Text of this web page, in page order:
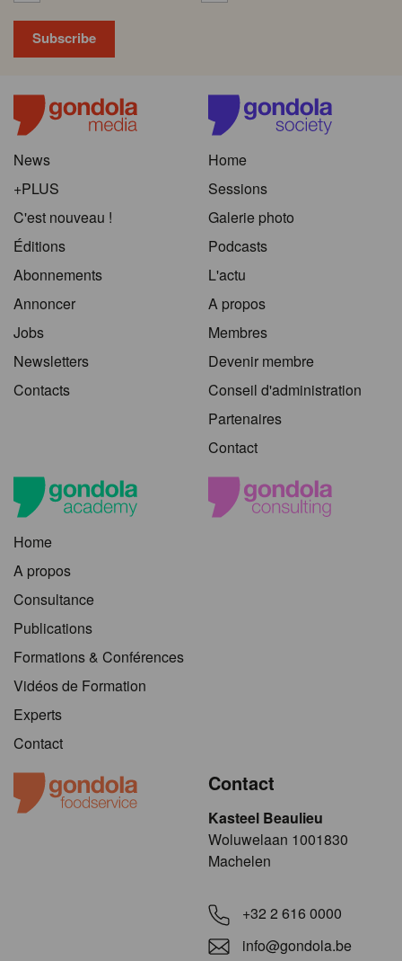
News
+PLUS
C'est nouveau !
Éditions
Abonnements
Annoncer
Jobs
Newsletters
Contacts
Home
Sessions
Galerie photo
Podcasts
L'actu
A propos
Membres
Devenir membre
Conseil d'administration
Partenaires
Contact
Home
A propos
Consultance
Publications
Formations & Conférences
Vidéos de Formation
Experts
Contact
Contact
Kasteel Beaulieu
​​​Woluwelaan 1001830
Machelen
+32 2 616 0000
info@gondola.be